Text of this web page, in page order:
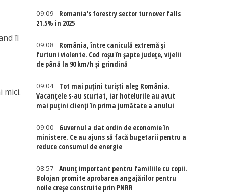
îl
mici.
09:09
Romania's forestry sector turnover falls
21.5% in 2025
09:08
România, între caniculă extremă și
furtuni violente. Cod roșu în șapte județe, vijelii
de până la 90 km/h și grindină
09:04
Tot mai puțini turiști aleg România.
Vacanțele s-au scurtat, iar hotelurile au avut
mai puțini clienți în prima jumătate a anului
09:00
Guvernul a dat ordin de economie în
ministere. Ce au ajuns să facă bugetarii pentru a
reduce consumul de energie
08:57
Anunț important pentru familiile cu copii.
Bolojan promite aprobarea angajărilor pentru
noile creșe construite prin PNRR